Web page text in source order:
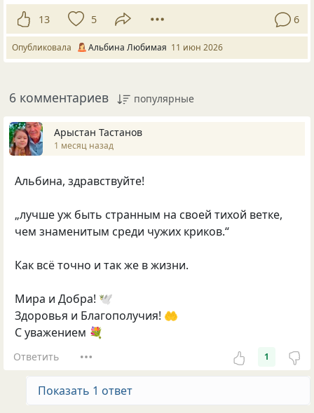
13 5 6
Опубликовала Альбина Любимая 11 июн 2026
6 комментариев популярные
Арыстан Тастанов
1 месяц назад
Альбина, здравствуйте!
„лучше уж быть странным на своей тихой ветке,
чем знаменитым среди чужих криков.“
Как всё точно и так же в жизни.
Мира и Добра! 🕊️
Здоровья и Благополучия! 🤲
С уважением 💐
Ответить 1
Показать 1 ответ